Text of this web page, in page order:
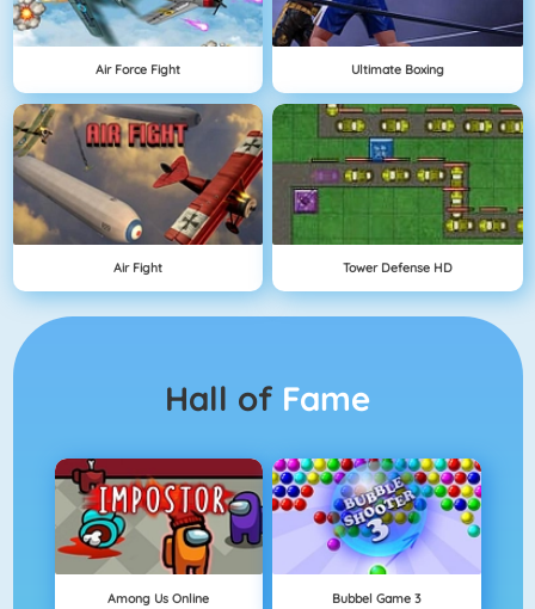
Air Force Fight Ultimate Boxing
Air Fight Tower Defense HD
Hall of Fame
Among Us Online Bubbel Game 3